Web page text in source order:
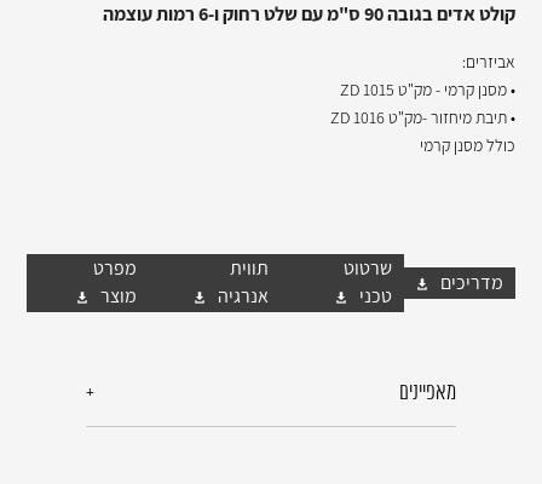
קולט אדים בגובה 90 ס"מ עם שלט רחוק ו-6 רמות עוצמה
אביזרים:
• מסנן קרמי - מק"ט 1015 ZD
• תיבת מיחזור -מק"ט 1016 ZD
כולל מסנן קרמי
מדריכים
שרטוט
טכני
תווית
אנרגיה
מפרט
מוצר
מאפיינים